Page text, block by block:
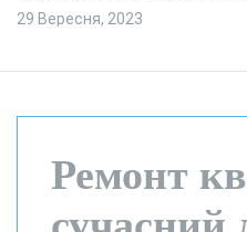
29 Вересня, 2023
Ремонт